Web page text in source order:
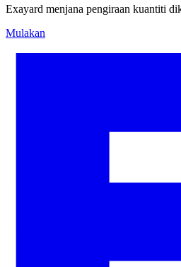
Exayard menjana pengiraan kuantiti
Mulakan